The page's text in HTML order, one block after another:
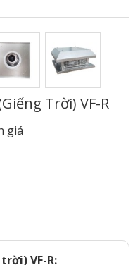
Trời) VF-R
giá
VF-R: